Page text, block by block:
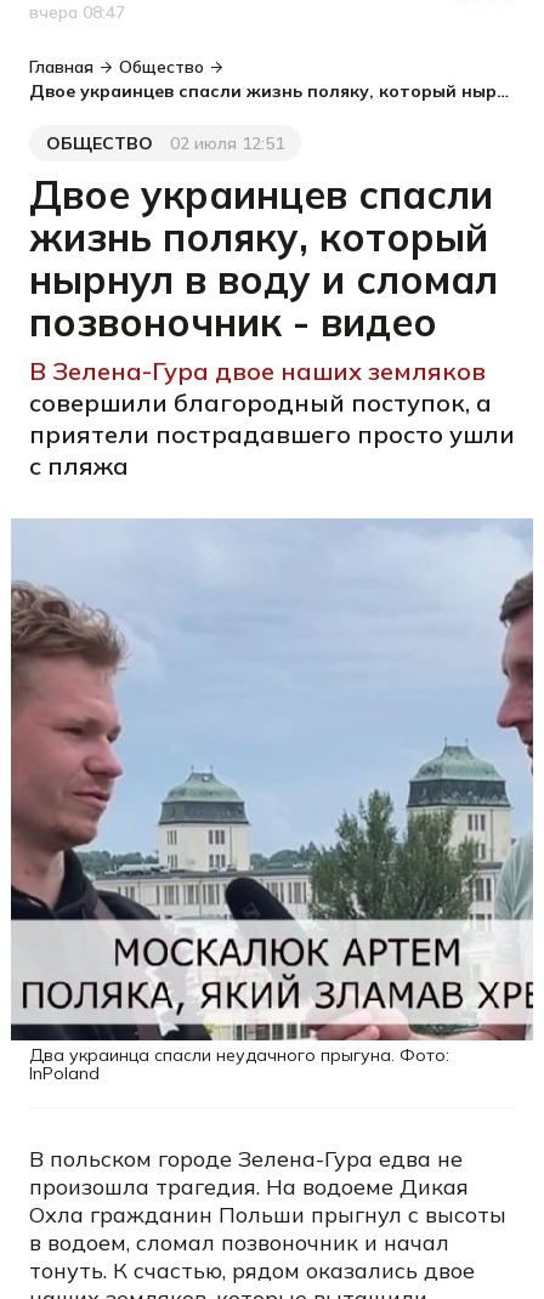
Дата публикации
вчера 08:47
Главная
Общество
Двое украинцев спасли жизнь поляку, который нырнул в воду и сломал позвоночник - видео
Категория
ОБЩЕСТВО
Дата публикации
02 июля 12:51
Двое украинцев спасли
жизнь поляку, который
нырнул в воду и сломал
позвоночник - видео
В Зелена-Гура двое наших земляков
совершили благородный поступок, а
приятели пострадавшего просто ушли
с пляжа
Два украинца спасли неудачного прыгуна. Фото:
InPoland
В польском городе Зелена-Гура едва не
произошла трагедия. На водоеме Дикая
Охла гражданин Польши прыгнул с высоты
в водоем, сломал позвоночник и начал
тонуть. К счастью, рядом оказались двое